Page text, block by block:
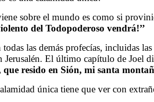
sobre el mundo es como si
del Todopoderoso vendrá!’’
las demás profecías, incluidas
Jerusalén. El último capítulo de Joel
que resido en Sión, mi santa
única tiene que ver con